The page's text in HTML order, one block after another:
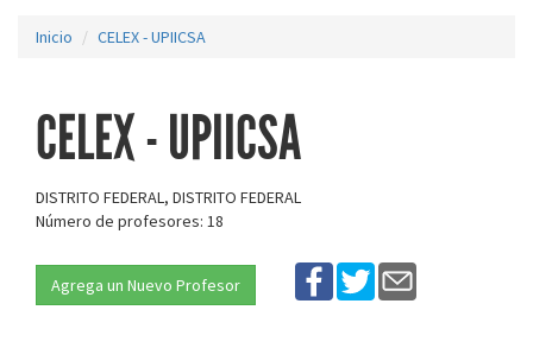
Inicio CELEX - UPIICSA
CELEX - UPIICSA
DISTRITO FEDERAL, DISTRITO FEDERAL
Número de profesores: 18
Agrega un Nuevo Profesor